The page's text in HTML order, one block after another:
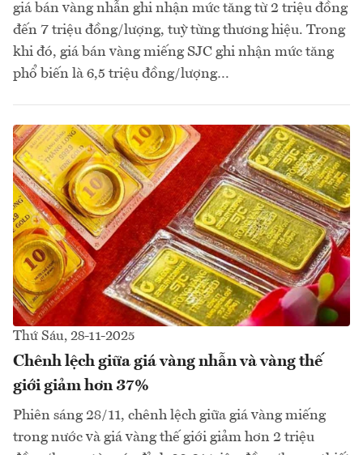
giá bán vàng nhẫn ghi nhận mức tăng từ 2 triệu đồng
đến 7 triệu đồng/lượng, tuỳ từng thương hiệu. Trong
khi đó, giá bán vàng miếng SJC ghi nhận mức tăng
phổ biến là 6,5 triệu đồng/lượng…
Thứ Sáu, 28-11-2025
Chênh lệch giữa giá vàng nhẫn và vàng thế
giới giảm hơn 37%
Phiên sáng 28/11, chênh lệch giữa giá vàng miếng
trong nước và giá vàng thế giới giảm hơn 2 triệu